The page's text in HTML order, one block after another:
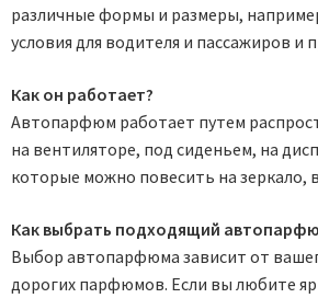
различные формы и размеры,
условия для водителя и пассажиров
Как он работает?
Автопарфюм работает путем
на вентиляторе, под сиденьем, на
которые можно повесить на зеркало,
Как выбрать подходящий
Выбор автопарфюма зависит от
дорогих парфюмов. Если вы любите